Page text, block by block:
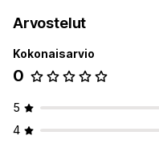
Arvostelut
Kokonaisarvio
0
5
4